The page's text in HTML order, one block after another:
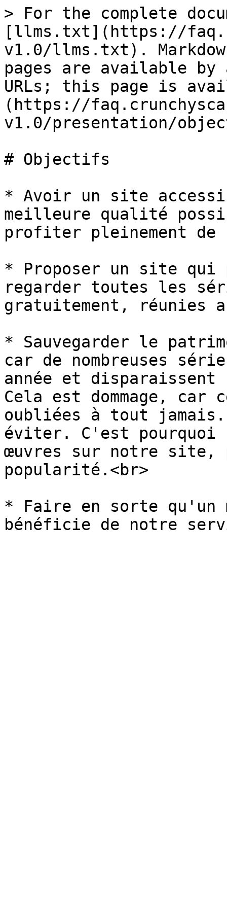
> For the complete
[llms.txt](https://
v1.0/llms.txt).
pages are available by
URLs; this page is
(https://
v1.0/presentation/
# Objectifs
* Avoir un site
meilleure qualité
profiter pleinement
* Proposer un site
regarder toutes les
gratuitement, réunies
* Sauvegarder le
car de nombreuses
année et disparaissent
Cela est dommage,
oubliées à tout
éviter. C'est pourquoi
œuvres sur notre site,
popularité.<br>
* Faire en sorte qu'un